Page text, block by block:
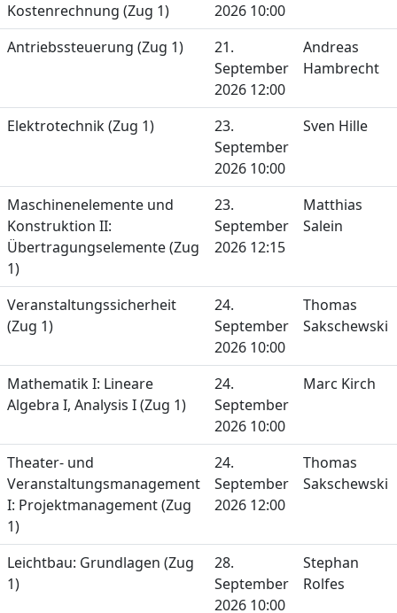
Kostenrechnung (Zug 1)
2026 10:00
Antriebssteuerung (Zug 1)
21.
September
2026 12:00
Andreas
Hambrecht
Elektrotechnik (Zug 1)
23.
September
2026 10:00
Sven Hille
Maschinenelemente und
Konstruktion II:
Übertragungselemente (Zug
1)
23.
September
2026 12:15
Matthias
Salein
Veranstaltungssicherheit
(Zug 1)
24.
September
2026 10:00
Thomas
Sakschewski
Mathematik I: Lineare
Algebra I, Analysis I (Zug 1)
24.
September
2026 10:00
Marc Kirch
Theater- und
Veranstaltungsmanagement
I: Projektmanagement (Zug
1)
24.
September
2026 12:00
Thomas
Sakschewski
Leichtbau: Grundlagen (Zug
1)
28.
September
2026 10:00
Stephan
Rolfes